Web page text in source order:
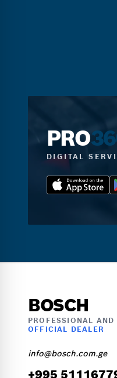
PRO
DIGITAL
BOSCH
PROFESSIONAL AND
OFFICIAL DEALER
info@bosch.com.ge
+995